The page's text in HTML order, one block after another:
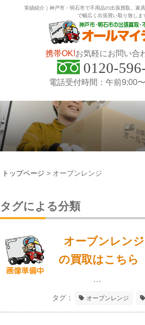
実績紹介｜神戸市・明石市で不用品の出張買取。家
で幅広く出張買い取り致しま
携帯OK!お気軽にお問い合
0120-
電話受付時間：午前9:00
トップページ > オーブンレンジ
タグによる分類
オーブンレン
の買取はこちら
…
タグ： オーブンレンジ